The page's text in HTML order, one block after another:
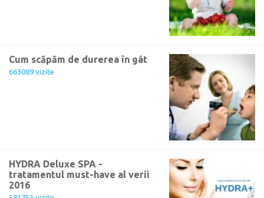
Cum scăpăm de durerea în gât
663089 vizite
HYDRA Deluxe SPA -
tratamentul must-have al verii
2016